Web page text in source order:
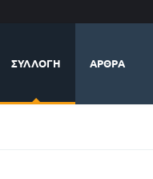
ΣΥΛΛΟΓΉ ΆΡΘΡΑ